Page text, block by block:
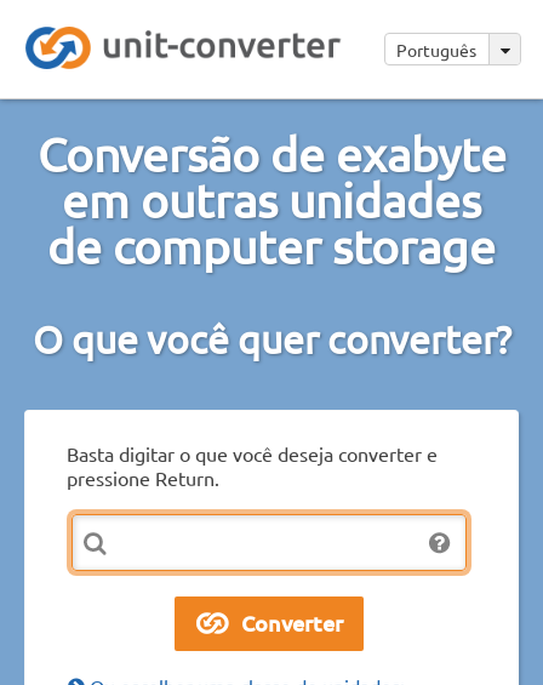
Português
Conversão de exabyte
em outras unidades
de computer storage
O que você quer converter?
Basta digitar o que você deseja converter e
pressione Return.